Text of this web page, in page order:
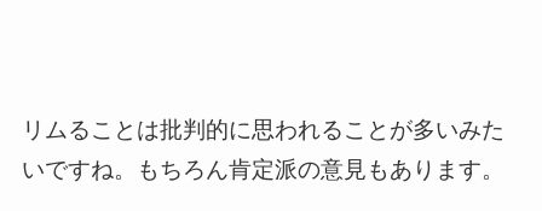
リムることは批判的に思われることが多いみた
いですね。もちろん肯定派の意見もあります。